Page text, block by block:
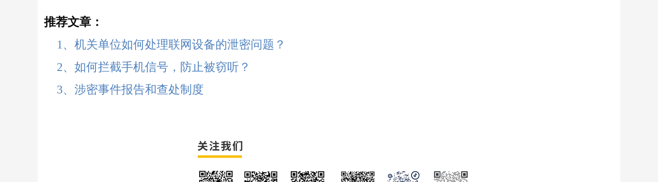
推荐文章：
1、 机关单位如何处理联网设备的泄密问题？
2、 如何拦截手机信号，防止被窃听？
3、 涉密事件报告和查处制度